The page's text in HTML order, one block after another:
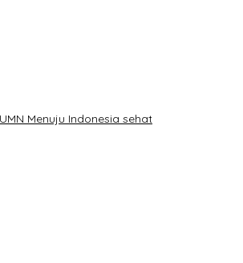
Menuju Indonesia sehat